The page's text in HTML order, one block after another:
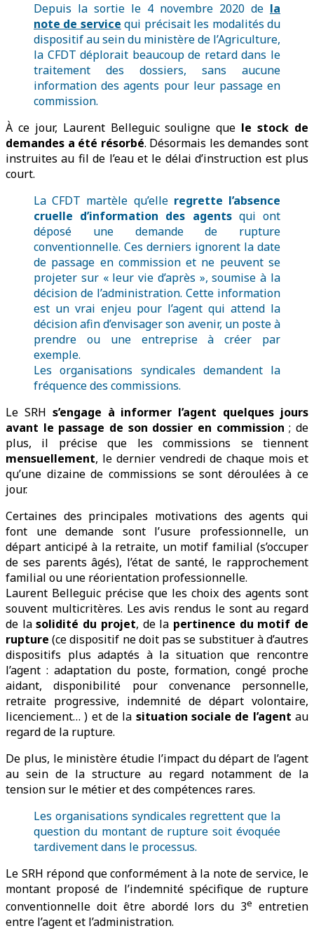
Depuis la sortie le 4 novembre 2020 de la
note de service qui précisait les modalités du
dispositif au sein du ministère de l’Agriculture,
la CFDT déplorait beaucoup de retard dans le
traitement des dossiers, sans aucune
information des agents pour leur passage en
commission.
À ce jour, Laurent Belleguic souligne que le stock de
demandes a été résorbé. Désormais les demandes sont
instruites au fil de l’eau et le délai d’instruction est plus
court.
La CFDT martèle qu’elle regrette l’absence
cruelle d’information des agentsqui ont
déposé une demande de rupture
conventionnelle. Ces derniers ignorent la date
de passage en commission et ne peuvent se
projeter sur « leur vie d’après », soumise à la
décision de l’administration. Cette information
est un vrai enjeu pour l’agent qui attend la
décision afin d’envisager son avenir, un poste à
prendre ou une entreprise à créer par
exemple.
Les organisations syndicales demandent la
fréquence des commissions.
Le SRH s’engage à informer l’agent quelques jours
avant le passage de son dossier en commission ; de
plus, il précise que les commissions se tiennent
mensuellement, le dernier vendredi de chaque mois et
qu’une dizaine de commissions se sont déroulées à ce
jour.
Certaines des principales motivations des agents qui
font une demande sont l’usure professionnelle, un
départ anticipé à la retraite, un motif familial (s’occuper
de ses parents âgés), l’état de santé, le rapprochement
familial ou une réorientation professionnelle.
Laurent Belleguic précise que les choix des agents sont
souvent multicritères. Les avis rendus le sont au regard
de lasolidité du projet, de la pertinence du motif de
rupture (ce dispositif ne doit pas se substituer à d’autres
dispositifs plus adaptés à la situation que rencontre
l’agent : adaptation du poste, formation, congé proche
aidant, disponibilité pour convenance personnelle,
retraite progressive, indemnité de départ volontaire,
licenciement… ) et de la situation sociale de l’agent au
regard de la rupture.
De plus, le ministère étudie l’impact du départ de l’agent
au sein de la structure au regard notamment de la
tension sur le métier et des compétences rares.
Les organisations syndicales regrettent que la
question du montant de rupture soit évoquée
tardivement dans le processus.
Le SRH répond que conformément à la note de service, le
montant proposé de l’indemnité spécifique de rupture
conventionnelle doit être abordé lors du 3e entretien
entre l’agent et l’administration.